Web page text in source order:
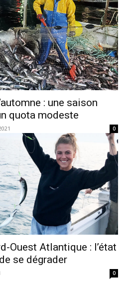
: une saison
quota modeste
0
Ouest Atlantique : l’état
se dégrader
0